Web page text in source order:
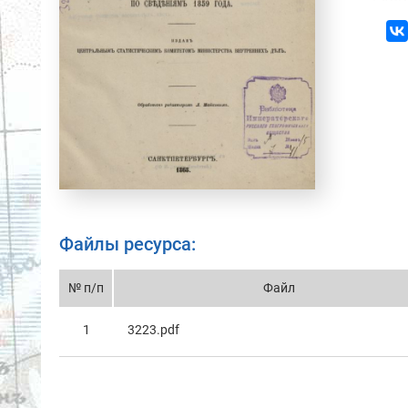
Файлы ресурса:
№ п/п Файл
1 3223.pdf